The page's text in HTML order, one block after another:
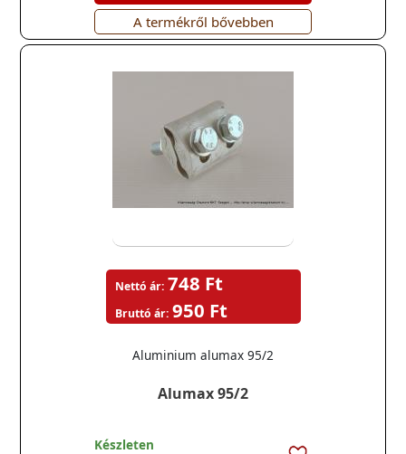
A termékről bővebben
Alumax 95/2
Aluminium alumax 95/2
Nettó ár: 748 Ft
Bruttó ár: 950 Ft
Készleten